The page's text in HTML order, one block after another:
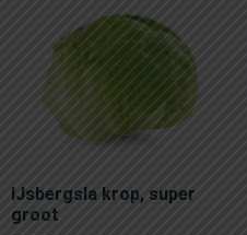
IJsbergsla krop, super
groot